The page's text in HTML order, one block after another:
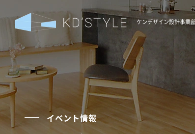
ケンデザイン設計事業
イベント情報